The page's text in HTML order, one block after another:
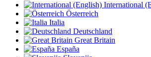
International
Österreich
Italia
Deutschland
Great Britain
España